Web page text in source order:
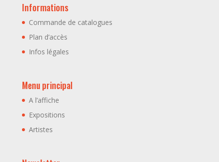
Informations
Commande de catalogues
Plan d’accès
Infos légales
Menu principal
A l’affiche
Expositions
Artistes